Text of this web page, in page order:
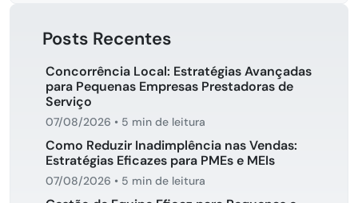
Posts Recentes
Concorrência Local: Estratégias Avançadas
para Pequenas Empresas Prestadoras de
Serviço
07/08/2026 • 5 min de leitura
Como Reduzir Inadimplência nas Vendas:
Estratégias Eficazes para PMEs e MEIs
07/08/2026 • 5 min de leitura